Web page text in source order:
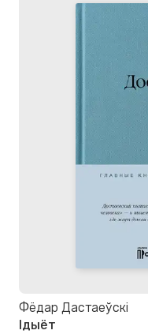
Фёдар Дастаеўскі
Ідыёт